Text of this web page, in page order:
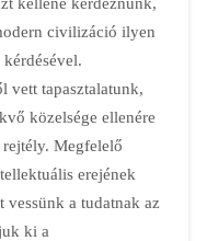
civilizáció ilyen
vett tapasztalatunk,
közelsége ellenére
Megfelelő
erejének
vessünk a tudatnak az
ki a